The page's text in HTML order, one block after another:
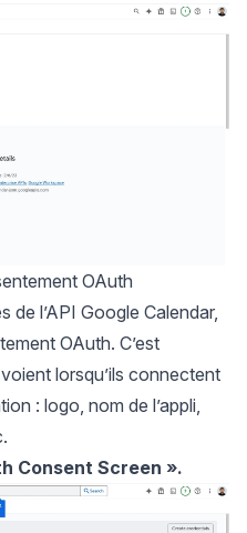
OAuth
l’API Google Calendar,
OAuth. C’est
lorsqu’ils connectent
: logo, nom de l’appli,
Consent Screen ».